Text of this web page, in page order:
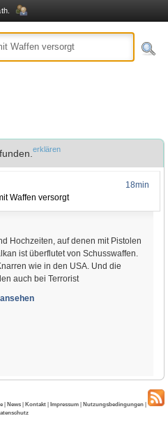
erklären
18min
Waffen versorgt
Hochzeiten, auf denen mit Pistolen
ist überflutet von Schusswaffen.
wie in den USA. Und die
auch bei Terrorist
| News | Kontakt | Impressum | Nutzungsbedingungen |